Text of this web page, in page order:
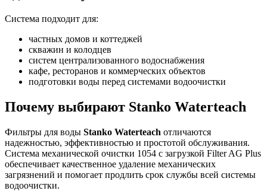
Система подходит для:
частных домов и коттеджей
скважин и колодцев
систем централизованного водоснабжения
кафе, ресторанов и коммерческих объектов
подготовки воды перед системами водоочистки
Почему выбирают Stanko Waterteach
Фильтры для воды Stanko Waterteach отличаются
надежностью, эффективностью и простотой обслуживания.
Система механической очистки 1054 с загрузкой Filter AG Plus
обеспечивает качественное удаление механических
загрязнений и помогает продлить срок службы всей системы
водоочистки.